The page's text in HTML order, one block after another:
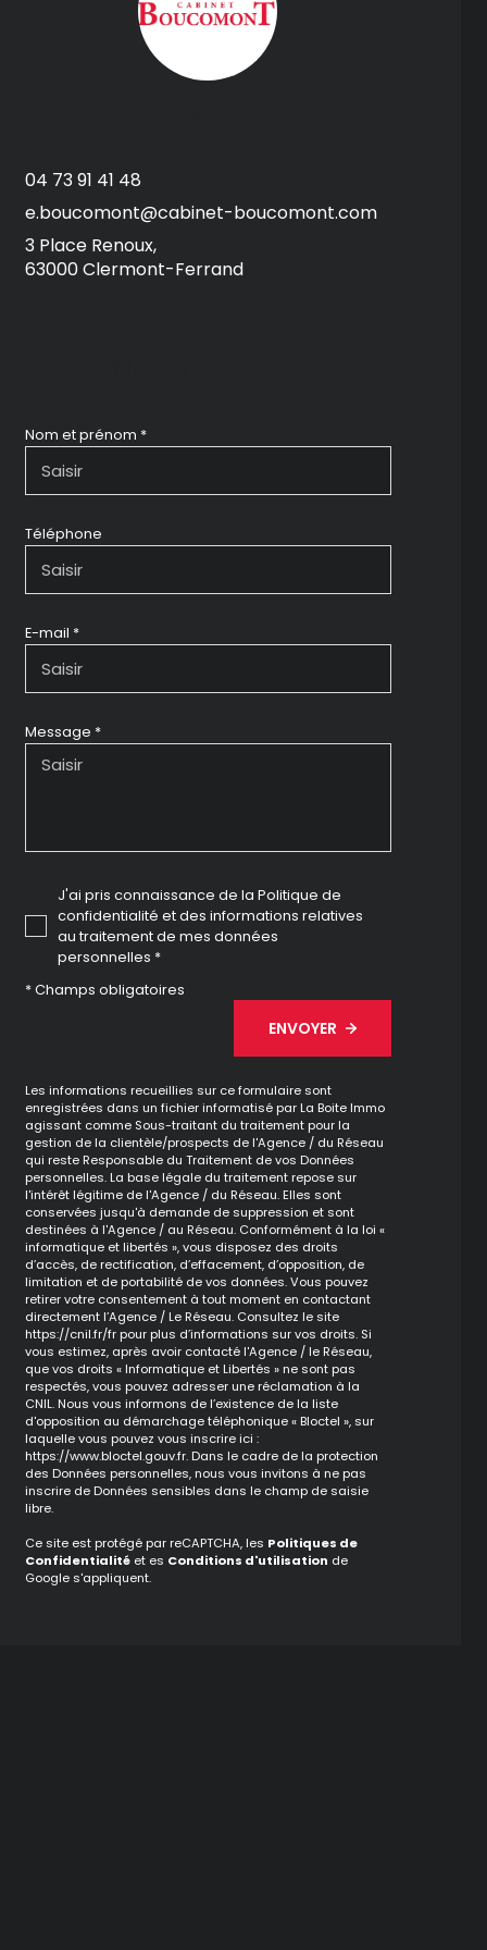
04 73 91 41 48
e.boucomont@cabinet-boucomont.com
3 Place Renoux,
63000 Clermont-Ferrand
Nom et prénom *
Téléphone
E-mail *
Message *
J'ai pris connaissance de la Politique de
confidentialité et des informations relatives
au traitement de mes données
personnelles *
* Champs obligatoires
ENVOYER
Les informations recueillies sur ce formulaire sont
enregistrées dans un fichier informatisé par La Boite Immo
agissant comme Sous-traitant du traitement pour la
gestion de la clientèle/prospects de l'Agence / du Réseau
qui reste Responsable du Traitement de vos Données
personnelles. La base légale du traitement repose sur
l'intérêt légitime de l'Agence / du Réseau. Elles sont
conservées jusqu'à demande de suppression et sont
destinées à l'Agence / au Réseau. Conformément à la loi «
informatique et libertés », vous disposez des droits
d’accès, de rectification, d’effacement, d’opposition, de
limitation et de portabilité de vos données. Vous pouvez
retirer votre consentement à tout moment en contactant
directement l’Agence / Le Réseau. Consultez le site
https://cnil.fr/frpour plus d’informations sur vos droits. Si
vous estimez, après avoir contacté l'Agence / le Réseau,
que vos droits « Informatique et Libertés » ne sont pas
respectés, vous pouvez adresser une réclamation à la
CNIL. Nous vous informons de l’existence de la liste
d'opposition au démarchage téléphonique « Bloctel », sur
laquelle vous pouvez vous inscrire ici :
https://www.bloctel.gouv.fr. Dans le cadre de la protection
des Données personnelles, nous vous invitons à ne pas
inscrire de Données sensibles dans le champ de saisie
libre.
Ce site est protégé par reCAPTCHA, les Politiques de
Confidentialitéet es Conditions d'utilisation de
Google s'appliquent.